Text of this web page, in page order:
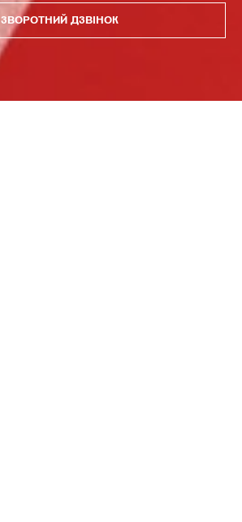
ЗВОРОТНИЙ ДЗВІНОК